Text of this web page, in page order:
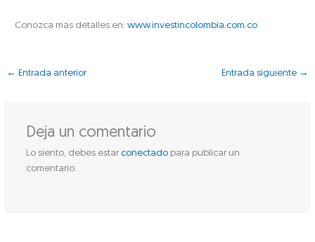
Conozca más detalles en:www.investincolombia.com.co
← Entrada anterior Entrada siguiente →
Deja un comentario
Lo siento, debes estar conectadopara publicar un
comentario.